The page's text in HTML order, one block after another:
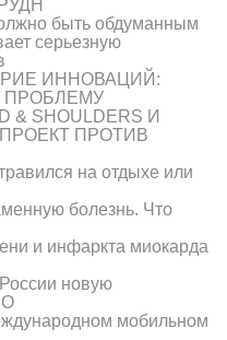
быть обдуманным
серьезную
ИННОВАЦИЙ:
ПРОБЛЕМУ
SHOULDERS И
ПРОТИВ
на отдыхе или
болезнь. Что
и инфаркта миокарда
новую
мобильном